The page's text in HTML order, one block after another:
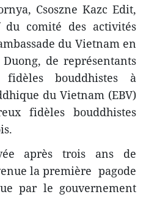
Csoszne Kazc Edit,
comité des activités
du Vietnam en
de représentants
bouddhistes à
du Vietnam (EBV)
fidèles bouddhistes
après trois ans de
la première pagode
par le gouvernement